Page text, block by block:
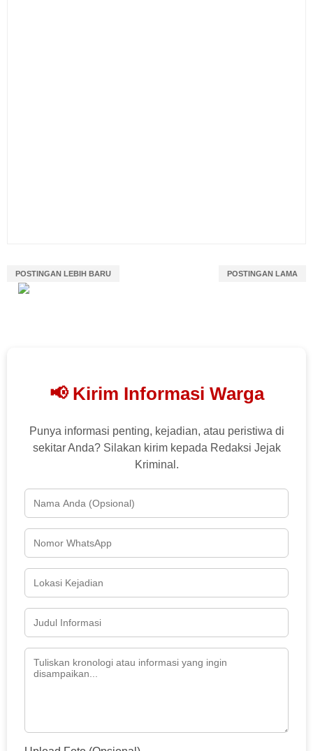
POSTINGAN LEBIH BARU POSTINGAN LAMA
📢 Kirim Informasi Warga
Punya informasi penting, kejadian, atau peristiwa di
sekitar Anda? Silakan kirim kepada Redaksi Jejak
Kriminal.